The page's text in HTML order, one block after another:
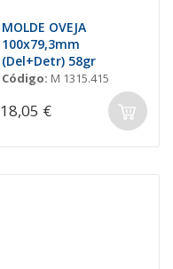
MOLDE OVEJA
100x79,3mm
(Del+Detr) 58gr
Código: M 1315.415
18,05 €